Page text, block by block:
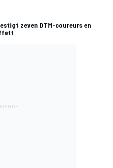
zeven DTM-coureurs en